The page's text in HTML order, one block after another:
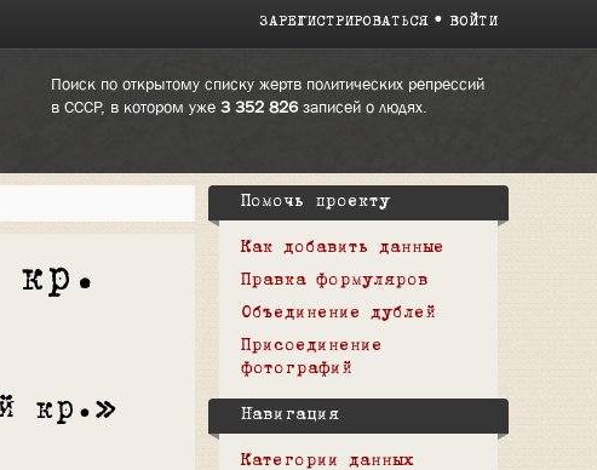
ЗАРЕГИСТРИРОВАТЬСЯ ВОЙТИ
Поиск по открытому списку жертв политических репрессий
в СССР, в котором уже 3 352 826записей о людях.
кр.
кр.»
Помочь проекту
Как добавить данные
Правка формуляров
Объединение дублей
Присоединение
фотографий
Навигация
Категории данных